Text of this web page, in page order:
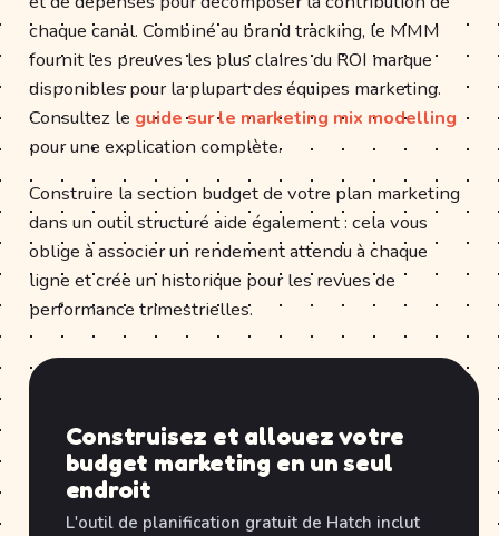
chaque canal. Combiné au brand tracking, le MMM
fournit les preuves les plus claires du ROI marque
disponibles pour la plupart des équipes marketing.
Consultez le guide sur le marketing mix modelling
pour une explication complète.
Construire la section budget de votre plan marketing
dans un outil structuré aide également : cela vous
oblige à associer un rendement attendu à chaque
ligne et crée un historique pour les revues de
performance trimestrielles.
Construisez et allouez votre
budget marketing en un seul
endroit
L'outil de planification gratuit de Hatch inclut